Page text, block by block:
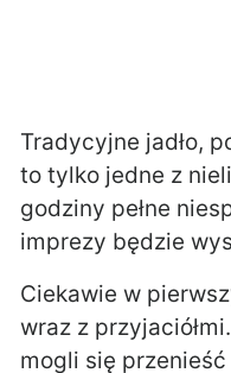
Tradycyjne jadło,
to tylko jedne z
godziny pełne
imprezy będzie
Ciekawie w
wraz z
mogli się